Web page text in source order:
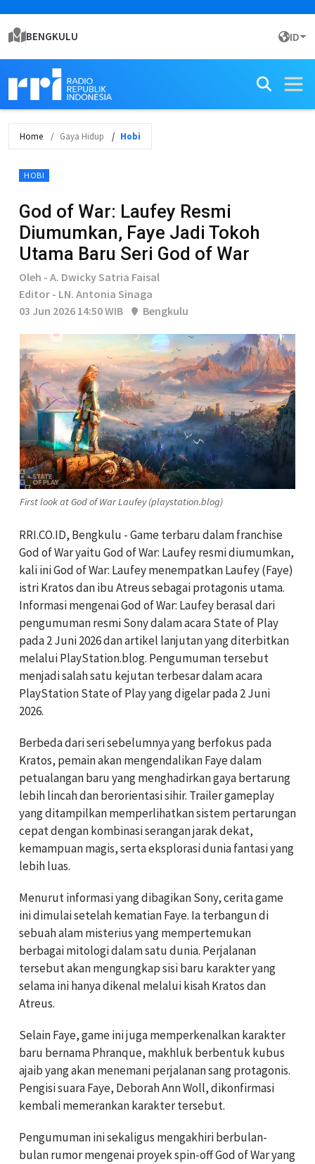
BENGKULU ID
Home Gaya Hidup Hobi
HOBI
God of War: Laufey Resmi
Diumumkan, Faye Jadi Tokoh
Utama Baru Seri God of War
Oleh - A. Dwicky Satria Faisal
Editor - LN. Antonia Sinaga
03 Jun 2026 14:50 WIB
Bengkulu
First look at God of War Laufey (playstation.blog)
RRI.CO.ID, Bengkulu - Game terbaru dalam franchise
God of War yaitu God of War: Laufey resmi diumumkan,
kali ini God of War: Laufey menempatkan Laufey (Faye)
istri Kratos dan ibu Atreus sebagai protagonis utama.
Informasi mengenai God of War: Laufey berasal dari
pengumuman resmi Sony dalam acara State of Play
pada 2 Juni 2026 dan artikel lanjutan yang diterbitkan
melalui PlayStation.blog. Pengumuman tersebut
menjadi salah satu kejutan terbesar dalam acara
PlayStation State of Play yang digelar pada 2 Juni
2026.
Berbeda dari seri sebelumnya yang berfokus pada
Kratos, pemain akan mengendalikan Faye dalam
petualangan baru yang menghadirkan gaya bertarung
lebih lincah dan berorientasi sihir. Trailer gameplay
yang ditampilkan memperlihatkan sistem pertarungan
cepat dengan kombinasi serangan jarak dekat,
kemampuan magis, serta eksplorasi dunia fantasi yang
lebih luas.
Menurut informasi yang dibagikan Sony, cerita game
ini dimulai setelah kematian Faye. Ia terbangun di
sebuah alam misterius yang mempertemukan
berbagai mitologi dalam satu dunia. Perjalanan
tersebut akan mengungkap sisi baru karakter yang
selama ini hanya dikenal melalui kisah Kratos dan
Atreus.
Selain Faye, game ini juga memperkenalkan karakter
baru bernama Phranque, makhluk berbentuk kubus
ajaib yang akan menemani perjalanan sang protagonis.
Pengisi suara Faye, Deborah Ann Woll, dikonfirmasi
kembali memerankan karakter tersebut.
Pengumuman ini sekaligus mengakhiri berbulan-
bulan rumor mengenai proyek spin-off God of War yang